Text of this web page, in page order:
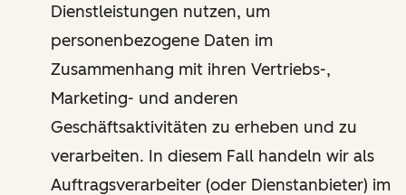
Dienstleistungen nutzen, um
personenbezogene Daten im
Zusammenhang mit ihren Vertriebs-,
Marketing- und anderen
Geschäftsaktivitäten zu erheben und zu
verarbeiten. In diesem Fall handeln wir als
Auftragsverarbeiter (oder Dienstanbieter) im